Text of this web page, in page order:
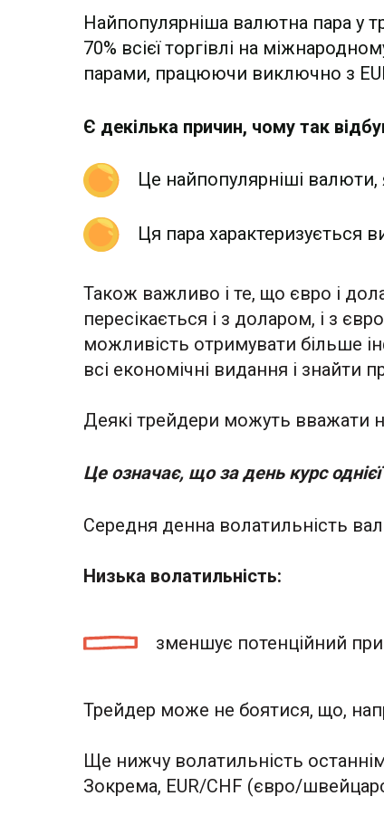
Найпопулярніша валютна пара у
70% всієї торгівлі на
парами, працюючи виключно з
Є декілька причин, чому так
Це найпопулярніші валюти,
Ця пара характеризується
Також важливо і те, що євро і
пересікається і з доларом, і з
можливість отримувати більше
всі економічні видання і знайти
Деякі трейдери можуть вважати
Це означає, що за день курс
Середня денна волатильність
Низька волатильність:
зменшує потенційний
Трейдер може не боятися, що,
Ще нижчу волатильність
Зокрема, EUR/CHF (євро/